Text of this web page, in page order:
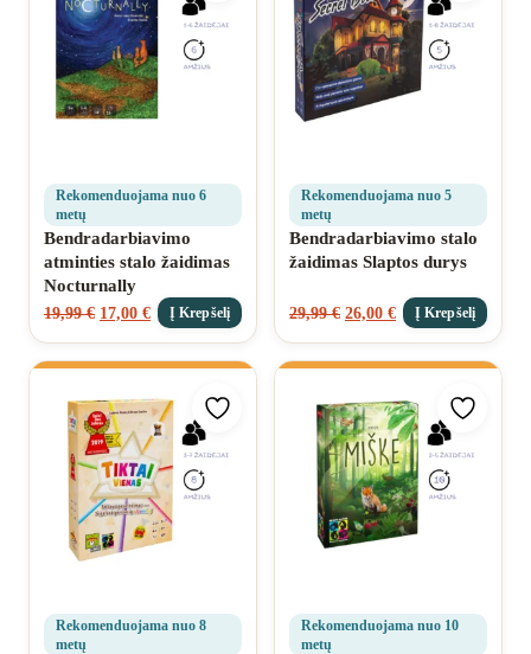
Rekomenduojama nuo 6
metų
Bendradarbiavimo
atminties stalo žaidimas
Nocturnally
19,99€ 17,00 € Į Krepšelį
Rekomenduojama nuo 5
metų
Bendradarbiavimo stalo
žaidimas Slaptos durys
29,99€ 26,00 € Į Krepšelį
Pridėti prie mėgstamiausių
Rekomenduojama nuo 8
metų
Pridėti
Rekomenduojama nuo 10
metų